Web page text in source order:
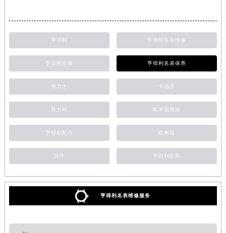
亨得利 亨得利名表维修
亨得利名表 亨得利名表保养
劳力士 卡地亚
真力时 欧米茄维修
亨得利配件 欧米茄
浪琴 亨得利新闻
亨得利名表维修服务